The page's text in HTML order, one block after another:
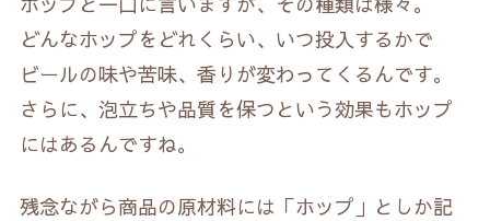
どんなホップをどれくらい、いつ投入するかで
ビールの味や苦味、香りが変わってくるんです。
さらに、泡立ちや品質を保つという効果もホップ
にはあるんですね。
残念ながら商品の原材料には「ホップ」としか記